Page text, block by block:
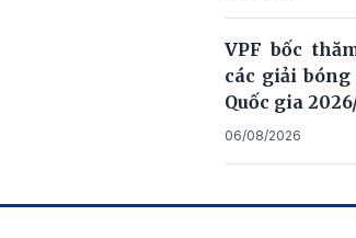
VPF bốc
các giải
Quốc gia
06/08/2026